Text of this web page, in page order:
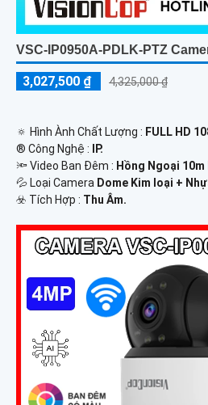
VSC-IP0950A-PDLK-PTZ
3,027,500 ₫ 4,325,000 ₫
🔅 Hình Ành Chất Lượng : FULL HD
®️ Công Nghệ :
IP.
🔦 Video Ban Đêm : Hồng Ngoại
💦 Loại Camera Dome Kim loại +
️☣️ Tích Hợp : Thu Âm.